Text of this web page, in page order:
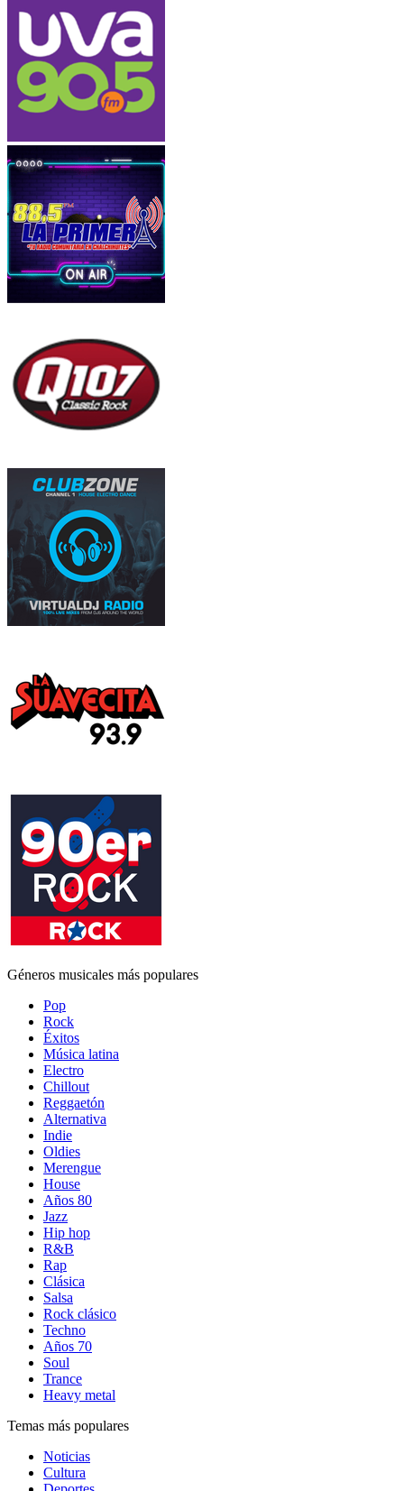
Géneros musicales más populares
Pop
Rock
Éxitos
Música latina
Electro
Chillout
Reggaetón
Alternativa
Indie
Oldies
Merengue
House
Años 80
Jazz
Hip hop
R&B
Rap
Clásica
Salsa
Rock clásico
Techno
Años 70
Soul
Trance
Heavy metal
Temas más populares
Noticias
Cultura